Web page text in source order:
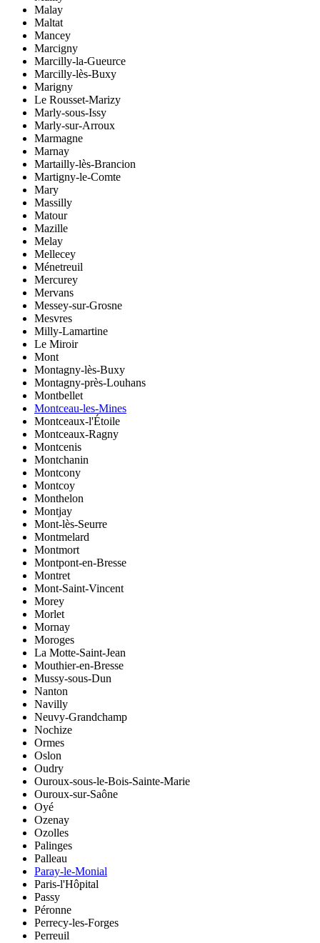
Malay
Maltat
Mancey
Marcigny
Marcilly-la-Gueurce
Marcilly-lès-Buxy
Marigny
Le Rousset-Marizy
Marly-sous-Issy
Marly-sur-Arroux
Marmagne
Marnay
Martailly-lès-Brancion
Martigny-le-Comte
Mary
Massilly
Matour
Mazille
Melay
Mellecey
Ménetreuil
Mercurey
Mervans
Messey-sur-Grosne
Mesvres
Milly-Lamartine
Le Miroir
Mont
Montagny-lès-Buxy
Montagny-près-Louhans
Montbellet
Montceau-les-Mines
Montceaux-l'Étoile
Montceaux-Ragny
Montcenis
Montchanin
Montcony
Montcoy
Monthelon
Montjay
Mont-lès-Seurre
Montmelard
Montmort
Montpont-en-Bresse
Montret
Mont-Saint-Vincent
Morey
Morlet
Mornay
Moroges
La Motte-Saint-Jean
Mouthier-en-Bresse
Mussy-sous-Dun
Nanton
Navilly
Neuvy-Grandchamp
Nochize
Ormes
Oslon
Oudry
Ouroux-sous-le-Bois-Sainte-Marie
Ouroux-sur-Saône
Oyé
Ozenay
Ozolles
Palinges
Palleau
Paray-le-Monial
Paris-l'Hôpital
Passy
Péronne
Perrecy-les-Forges
Perreuil